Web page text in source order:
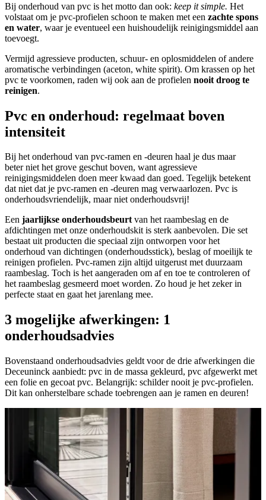
Bij onderhoud van pvc is het motto dan ook: keep it simple. Het
volstaat om je pvc-profielen schoon te maken met een zachte spons
en water, waar je eventueel een huishoudelijk reinigingsmiddel aan
toevoegt.
Vermijd agressieve producten, schuur- en oplosmiddelen of andere
aromatische verbindingen (aceton, white spirit). Om krassen op het
pvc te voorkomen, raden wij ook aan de profielen nooit droog te
reinigen.
Pvc en onderhoud: regelmaat boven
intensiteit
Bij het onderhoud van pvc-ramen en -deuren haal je dus maar
beter niet het grove geschut boven, want agressieve
reinigingsmiddelen doen meer kwaad dan goed. Tegelijk betekent
dat niet dat je pvc-ramen en -deuren mag verwaarlozen. Pvc is
onderhoudsvriendelijk, maar niet onderhoudsvrij!
Een jaarlijkse onderhoudsbeurtvan het raambeslag en de
afdichtingen met onze onderhoudskit is sterk aanbevolen. Die set
bestaat uit producten die speciaal zijn ontworpen voor het
onderhoud van dichtingen (onderhoudsstick), beslag of moeilijk te
reinigen profielen. Pvc-ramen zijn altijd uitgerust met duurzaam
raambeslag. Toch is het aangeraden om af en toe te controleren of
het raambeslag gesmeerd moet worden. Zo houd je het zeker in
perfecte staat en gaat het jarenlang mee.
3 mogelijke afwerkingen: 1
onderhoudsadvies
Bovenstaand onderhoudsadvies geldt voor de drie afwerkingen die
Deceuninck aanbiedt: pvc in de massa gekleurd, pvc afgewerkt met
een folie en gecoat pvc. Belangrijk: schilder nooit je pvc-profielen.
Dit kan onherstelbare schade toebrengen aan je ramen en deuren!